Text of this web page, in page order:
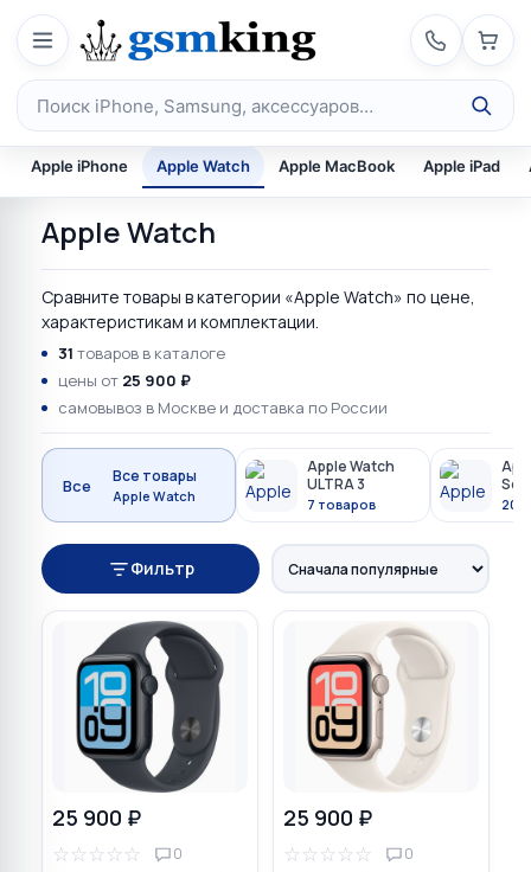
Перейти к содержимому
Поиск по каталогу
Apple iPhone Apple Watch Apple MacBook Apple iPad
Apple Watch
Сравните товары в категории «Apple Watch» по цене,
характеристикам и комплектации.
31 товаров в каталоге
цены от 25 900 ₽
самовывоз в Москве и доставка по России
Все Все товары
Apple Watch
Apple Watch
ULTRA 3
7 товаров 20
Фильтр
25 900 ₽
☆☆☆☆☆ 0
25 900 ₽
☆☆☆☆☆ 0